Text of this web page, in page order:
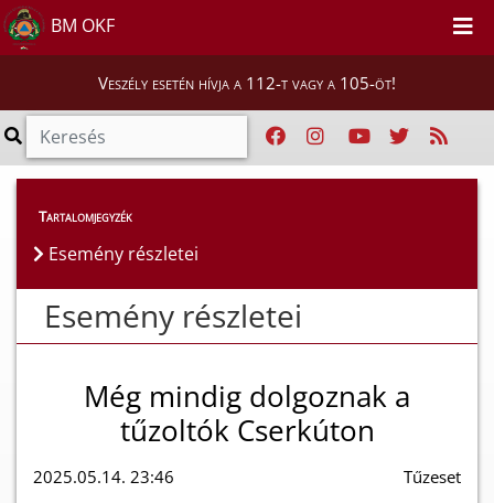
BM OKF
Veszély esetén hívja a 112-t vagy a 105-öt!
Esemény részletei
Tartalomjegyzék
Esemény részletei
Esemény részletei
Még mindig dolgoznak a
tűzoltók Cserkúton
2025.05.14. 23:46 Tűzeset